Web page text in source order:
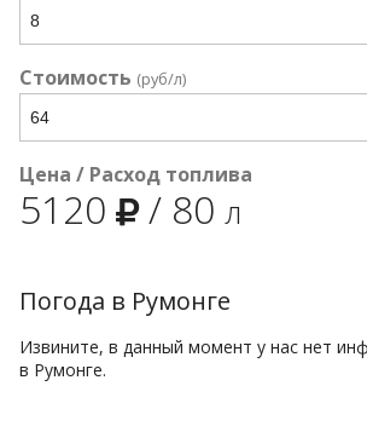
Стоимость (руб/л)
Цена / Расход топлива
5120 / 80 л
Погода в Румонге
Извините, в данный момент у нас нет
в Румонге.